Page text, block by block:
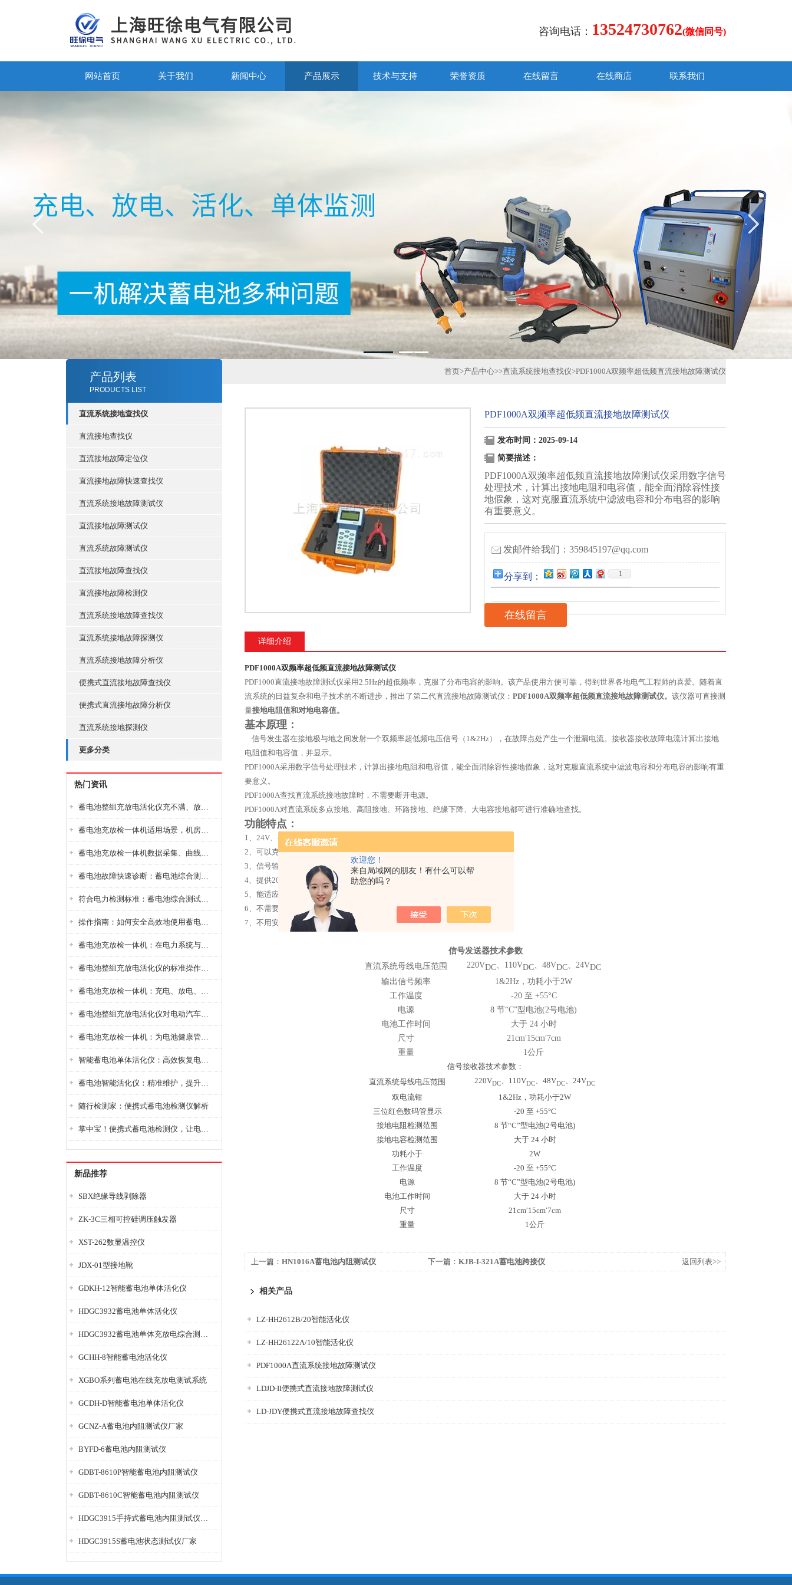
欢迎您！
来自局域网的朋友！有什么可以帮
助您的吗？
咨询电话： 13524730762(微信同号)
网站首页 关于我们 新闻中心 产品展示 技术与支持 荣誉资质 在线留言 在线商店 联系我们
1 2
产品列表
PRODUCTS LIST
直流系统接地查找仪
直流接地查找仪
直流接地故障定位仪
直流接地故障快速查找仪
直流系统接地故障测试仪
直流接地故障测试仪
直流系统故障测试仪
直流接地故障查找仪
直流接地故障检测仪
直流系统接地故障查找仪
直流系统接地故障探测仪
直流系统接地故障分析仪
便携式直流接地故障查找仪
便携式直流接地故障分析仪
直流系统接地探测仪
更多分类
热门资讯
蓄电池整组充放电活化仪充不满、放不完怎么办？
蓄电池充放检一体机适用场景，机房基站变电站铅酸蓄电池维护检测应用
蓄电池充放检一体机数据采集、曲线分析与电池健康状态智能评估功能详解
蓄电池故障快速诊断：蓄电池综合测试仪判断落后电池的方法与标准
符合电力检测标准：蓄电池综合测试仪测试规范与精度校准方法详解
操作指南：如何安全高效地使用蓄电池智能活化仪？
蓄电池充放检一体机：在电力系统与储能设备中的创新应用，确保蓄电池性能与可靠性
蓄电池整组充放电活化仪的标准操作流程：从接线设置到充放电参数设定的安全规范
蓄电池充放检一体机：充电、放电、检测三功能集成设备
蓄电池整组充放电活化仪对电动汽车电池有帮助吗？
蓄电池充放检一体机：为电池健康管理提供一站式解决方案
智能蓄电池单体活化仪：高效恢复电池性能，延长蓄电池使用寿命
蓄电池智能活化仪：精准维护，提升电池健康状态
随行检测家：便携式蓄电池检测仪解析
掌中宝！便携式蓄电池检测仪，让电池检测变得简单又快捷！
新品推荐
SBX绝缘导线剥除器
ZK-3C三相可控硅调压触发器
XST-262数显温控仪
JDX-01型接地靴
GDKH-12智能蓄电池单体活化仪
HDGC3932蓄电池单体活化仪
HDGC3932蓄电池单体充放电综合测试仪
GCHH-8智能蓄电池活化仪
XGBO系列蓄电池在线充放电测试系统
GCDH-D智能蓄电池单体活化仪
GCNZ-A蓄电池内阻测试仪厂家
BYFD-6蓄电池内阻测试仪
GDBT-8610P智能蓄电池内阻测试仪
GDBT-8610C智能蓄电池内阻测试仪
HDGC3915手持式蓄电池内阻测试仪厂家
HDGC3915S蓄电池状态测试仪厂家
首页>产品中心>>直流系统接地查找仪>PDF1000A双频率超低频直流接地故障测试仪
PDF1000A双频率超低频直流接地故障测试仪
发布时间：2025-09-14
简要描述：
PDF1000A双频率超低频直流接地故障测试仪采用数字信号
处理技术，计算出接地电阻和电容值，能全面消除容性接
地假象，这对克服直流系统中滤波电容和分布电容的影响
有重要意义。
发邮件给我们：359845197@qq.com
分享到： 1
在线留言
详细介绍
PDF1000A双频率超低频直流接地故障测试仪
PDF1000直流接地故障测试仪采用2.5Hz的超低频率，克服了分布电容的影响。该产品使用方便可靠，得到世界各地电气工程师的喜爱。随着直
流系统的日益复杂和电子技术的不断进步，推出了第二代直流接地故障测试仪： PDF1000A双频率超低频直流接地故障测试仪。 该仪器可直接测
量接地电阻值和对地电容值。
基本原理：
信号发生器在接地极与地之间发射一个双频率超低频电压信号（1&2Hz），在故障点处产生一个泄漏电流。接收器接收故障电流计算出接地
电阻值和电容值，并显示。
PDF1000A采用数字信号处理技术，计算出接地电阻和电容值，能全面消除容性接地假象，这对克服直流系统中滤波电容和分布电容的影响有重
要意义。
PDF1000A查找直流系统接地故障时，不需要断开电源。
PDF1000A对直流系统多点接地、高阻接地、环路接地、绝缘下降、大电容接地都可进行准确地查找。
功能特点：
1、24V、48V、110V、220V直流系统共用一套直流接地探测器
2、可以克服电容干扰,准确无误地将故障锁定在Z小范围内。
3、信号输出幅度及功率小，对继电保护、自动、操作回路没有影响，使用安全。
4、提供20mm和70mm双电流钳。
5、能适应交、直流串电引起的接地，环网供电接地，二极管隔离供电接地。
6、不需要调试，使用方便；充电电池供电，低功耗。
7、不用安装，不用停电，不用摇绝缘，就能快速准确找到一点或多点接地位置。
信号发送器技术参数
直流系统母线电压范围
220VDC、110VDC、48VDC、24VDC
输出信号频率
1&2Hz ， 功耗小于2W
工作温度
-20 至 +55°C
电源
8 节“C”型电池(2号电池)
电池工作时间
大于 24 小时
尺寸
21cm′15cm′7cm
重量
1公斤
信号接收器技术参数：
直流系统母线电压范围
220VDC、110VDC、48VDC、24VDC
双电流钳
1&2Hz，功耗小于2W
三位红色数码管显示
-20 至 +55°C
接地电阻检测范围
8 节“C”型电池(2号电池)
接地电容检测范围
大于 24 小时
功耗小于
2W
工作温度
-20 至 +55°C
电源
8 节“C”型电池(2号电池)
电池工作时间
大于 24 小时
尺寸
21cm′15cm′7cm
重量
1公斤
上一篇： HN1016A蓄电池内阻测试仪 下一篇： KJB-I-321A蓄电池跨接仪 返回列表>>
相关产品
LZ-HH2612B/20智能活化仪
LZ-HH26122A/10智能活化仪
PDF1000A直流系统接地故障测试仪
LDJD-II便携式直流接地故障测试仪
LD-JDY便携式直流接地故障查找仪